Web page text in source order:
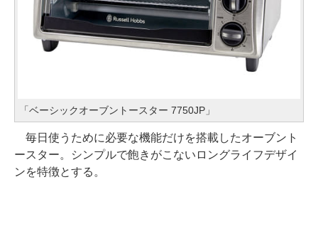
「ベーシックオーブントースター 7750JP」
毎日使うために必要な機能だけを搭載したオーブント
ースター。シンプルで飽きがこないロングライフデザイ
ンを特徴とする。